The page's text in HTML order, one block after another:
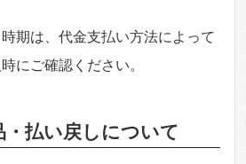
期は、代金支払い方法によって
にご確認ください。
・払い戻しについて